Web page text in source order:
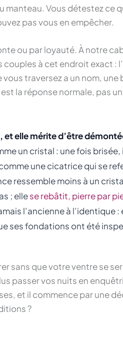
manteau. Vous détestez ce
pas vous en empêcher.
ou par loyauté. À notre
à cet endroit exact :
traversez a un nom, une
la réponse normale, pas
elle mérite d’être
un cristal : une fois brisée,
une cicatrice qui se
ressemble moins à un
; ellese rebâtit, pierre par
l’ancienne à l’identique :
ses fondations ont été
sans que votre ventre se
passer vos nuits en
et il commence par une
?